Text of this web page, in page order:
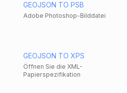
GEOJSON TO PSB
Adobe Photoshop-Bilddatei
GEOJSON TO XPS
Öffnen Sie die XML-
Papierspezifikation